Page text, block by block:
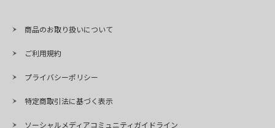
商品のお取り扱いについて
ご利用規約
プライバシーポリシー
特定商取引法に基づく表示
ソーシャルメディアコミュニティガイドライン